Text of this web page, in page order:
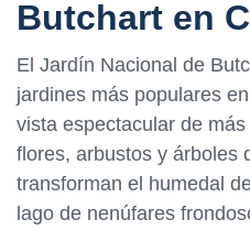
Butchart en
El Jardín Nacional de
jardines más populares
vista espectacular de
flores, arbustos y árboles
transforman el humedal
lago de nenúfares